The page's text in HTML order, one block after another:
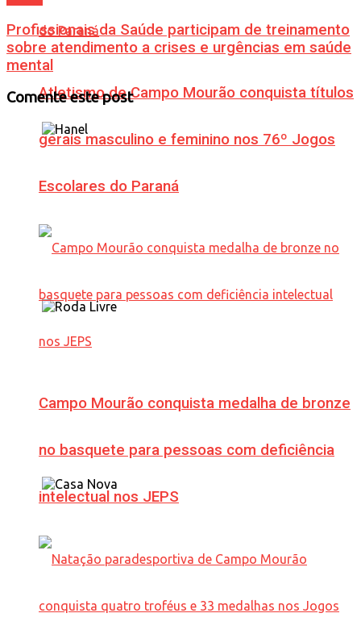
Atletismo de Campo Mourão conquista títulos
gerais masculino e feminino nos 76º Jogos
Escolares do Paraná
Campo Mourão conquista medalha de bronze
no basquete para pessoas com deficiência
intelectual nos JEPS
Profissionais da Saúde participam de treinamento
sobre atendimento a crises e urgências em saúde
mental
Comente este post